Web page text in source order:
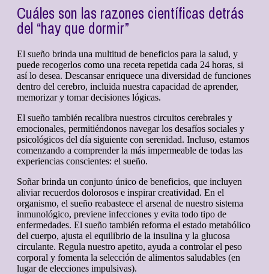
Cuáles son las razones científicas detrás
del “hay que dormir”
El sueño brinda una multitud de beneficios para la salud, y
puede recogerlos como una receta repetida cada 24 horas, si
así lo desea. Descansar enriquece una diversidad de funciones
dentro del cerebro, incluida nuestra capacidad de aprender,
memorizar y tomar decisiones lógicas.
El sueño también recalibra nuestros circuitos cerebrales y
emocionales, permitiéndonos navegar los desafíos sociales y
psicológicos del día siguiente con serenidad. Incluso, estamos
comenzando a comprender la más impermeable de todas las
experiencias conscientes: el sueño.
Soñar brinda un conjunto único de beneficios, que incluyen
aliviar recuerdos dolorosos e inspirar creatividad. En el
organismo, el sueño reabastece el arsenal de nuestro sistema
inmunológico, previene infecciones y evita todo tipo de
enfermedades. El sueño también reforma el estado metabólico
del cuerpo, ajusta el equilibrio de la insulina y la glucosa
circulante. Regula nuestro apetito, ayuda a controlar el peso
corporal y fomenta la selección de alimentos saludables (en
lugar de elecciones impulsivas).